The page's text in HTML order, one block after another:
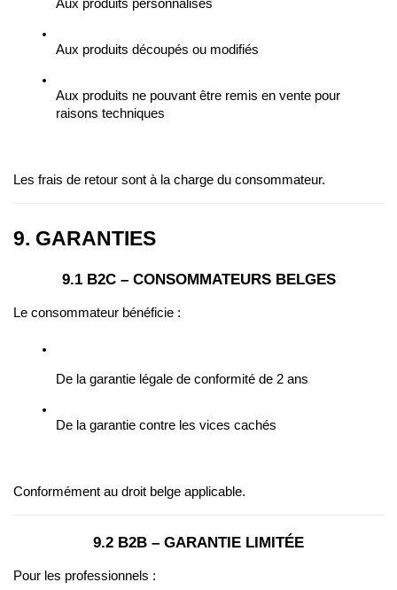
Aux produits personnalisés
Aux produits découpés ou modifiés
Aux produits ne pouvant être remis en vente pour
raisons techniques
Les frais de retour sont à la charge du consommateur.
9. GARANTIES
9.1 B2C – CONSOMMATEURS BELGES
Le consommateur bénéficie :
De la garantie légale de conformité de 2 ans
De la garantie contre les vices cachés
Conformément au droit belge applicable.
9.2 B2B – GARANTIE LIMITÉE
Pour les professionnels :